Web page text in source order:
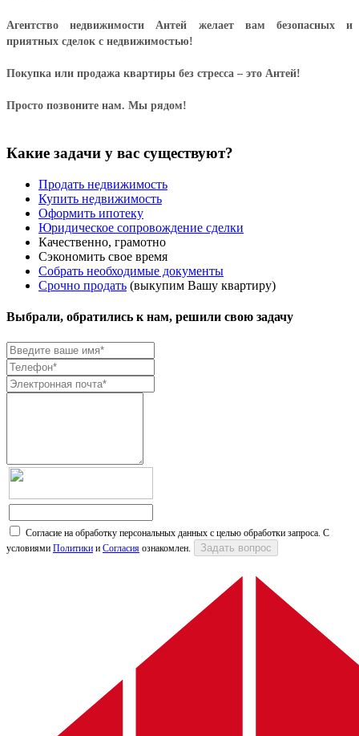
Агентство недвижимости Антей желает вам безопасных и
приятных сделок с недвижимостью!
Покупка или продажа квартиры без стресса – это Антей!
Просто позвоните нам. Мы рядом!
Какие задачи у вас существуют?
Продать недвижимость
Купить недвижимость
Оформить ипотеку
Юридическое сопровождение сделки
Качественно, грамотно
Сэкономить свое время
Собрать необходимые документы
Срочно продать (выкупим Вашу квартиру)
Выбрали, обратились к нам, решили свою задачу
Согласие на обработку персональных данных с целью обработки запроса. С
условиями Политики и Согласия ознакомлен.